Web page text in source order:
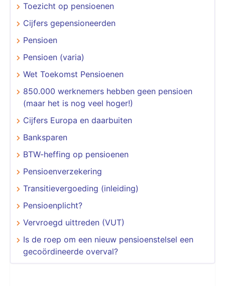
Toezicht op pensioenen
Cijfers gepensioneerden
Pensioen
Pensioen (varia)
Wet Toekomst Pensioenen
850.000 werknemers hebben geen pensioen
(maar het is nog veel hoger!)
Cijfers Europa en daarbuiten
Banksparen
BTW-heffing op pensioenen
Pensioenverzekering
Transitievergoeding (inleiding)
Pensioenplicht?
Vervroegd uittreden (VUT)
Is de roep om een nieuw pensioenstelsel een
gecoördineerde overval?